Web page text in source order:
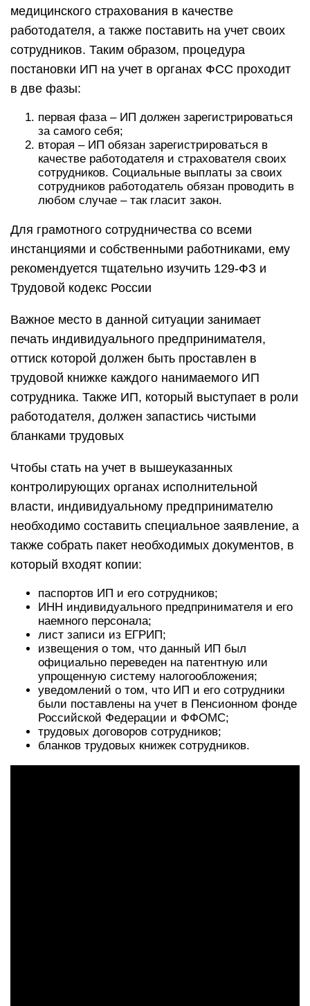
медицинского страхования в качестве
работодателя, а также поставить на учет своих
сотрудников. Таким образом, процедура
постановки ИП на учет в органах ФСС проходит
в две фазы:
первая фаза – ИП должен зарегистрироваться
за самого себя;
вторая – ИП обязан зарегистрироваться в
качестве работодателя и страхователя своих
сотрудников. Социальные выплаты за своих
сотрудников работодатель обязан проводить в
любом случае – так гласит закон.
Для грамотного сотрудничества со всеми
инстанциями и собственными работниками, ему
рекомендуется тщательно изучить 129-ФЗ и
Трудовой кодекс России
Важное место в данной ситуации занимает
печать индивидуального предпринимателя,
оттиск которой должен быть проставлен в
трудовой книжке каждого нанимаемого ИП
сотрудника. Также ИП, который выступает в роли
работодателя, должен запастись чистыми
бланками трудовых
Чтобы стать на учет в вышеуказанных
контролирующих органах исполнительной
власти, индивидуальному предпринимателю
необходимо составить специальное заявление, а
также собрать пакет необходимых документов, в
который входят копии:
паспортов ИП и его сотрудников;
ИНН индивидуального предпринимателя и его
наемного персонала;
лист записи из ЕГРИП;
извещения о том, что данный ИП был
официально переведен на патентную или
упрощенную систему налогообложения;
уведомлений о том, что ИП и его сотрудники
были поставлены на учет в Пенсионном фонде
Российской Федерации и ФФОМС;
трудовых договоров сотрудников;
бланков трудовых книжек сотрудников.